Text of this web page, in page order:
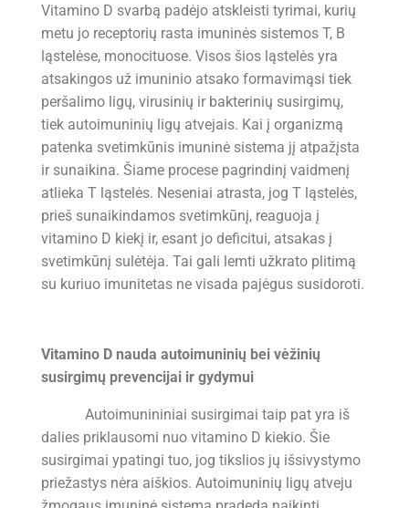
Vitamino D svarbą padėjo atskleisti tyrimai, kurių
metu jo receptorių rasta imuninės sistemos T, B
ląstelėse, monocituose. Visos šios ląstelės yra
atsakingos už imuninio atsako formavimąsi tiek
peršalimo ligų, virusinių ir bakterinių susirgimų,
tiek autoimuninių ligų atvejais. Kai į organizmą
patenka svetimkūnis imuninė sistema jį atpažįsta
ir sunaikina. Šiame procese pagrindinį vaidmenį
atlieka T ląstelės. Neseniai atrasta, jog T ląstelės,
prieš sunaikindamos svetimkūnį, reaguoja į
vitamino D kiekį ir, esant jo deficitui, atsakas į
svetimkūnį sulėtėja. Tai gali lemti užkrato plitimą
su kuriuo imunitetas ne visada pajėgus susidoroti.
Vitamino D nauda autoimuninių bei vėžinių
susirgimų prevencijai ir gydymui
Autoimunininiai susirgimai taip pat yra iš
dalies priklausomi nuo vitamino D kiekio. Šie
susirgimai ypatingi tuo, jog tikslios jų išsivystymo
priežastys nėra aiškios. Autoimuninių ligų atveju